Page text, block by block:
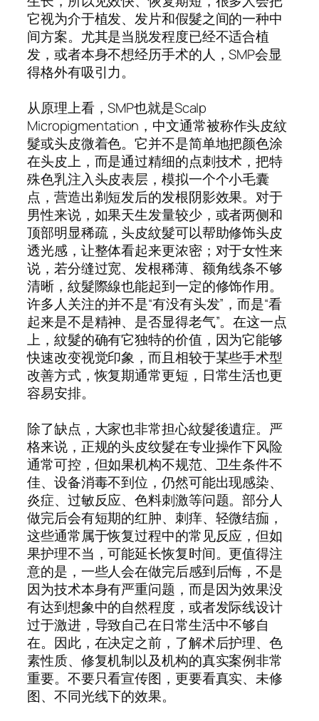
它视为介于植发、发片和假髮之间的一种中
间方案。尤其是当脱发程度已经不适合植
发，或者本身不想经历手术的人，SMP会显
得格外有吸引力。
从原理上看，SMP也就是Scalp
Micropigmentation，中文通常被称作头皮紋
髮或头皮微着色。它并不是简单地把颜色涂
在头皮上，而是通过精细的点刺技术，把特
殊色乳注入头皮表层，模拟一个个小毛囊
点，营造出剃短发后的发根阴影效果。对于
男性来说，如果天生发量较少，或者两侧和
顶部明显稀疏，头皮紋髮可以帮助修饰头皮
透光感，让整体看起来更浓密；对于女性来
说，若分缝过宽、发根稀薄、额角线条不够
清晰，紋髮際線也能起到一定的修饰作用。
许多人关注的并不是“有没有头发”，而是“看
起来是不是精神、是否显得老气”。在这一点
上，紋髮的确有它独特的价值，因为它能够
快速改变视觉印象，而且相较于某些手术型
改善方式，恢复期通常更短，日常生活也更
容易安排。
除了缺点，大家也非常担心紋髮後遺症。严
格来说，正规的头皮纹髮在专业操作下风险
通常可控，但如果机构不规范、卫生条件不
佳、设备消毒不到位，仍然可能出现感染、
炎症、过敏反应、色料刺激等问题。部分人
做完后会有短期的红肿、刺痒、轻微结痂，
这些通常属于恢复过程中的常见反应，但如
果护理不当，可能延长恢复时间。更值得注
意的是，一些人会在做完后感到后悔，不是
因为技术本身有严重问题，而是因为效果没
有达到想象中的自然程度，或者发际线设计
过于激进，导致自己在日常生活中不够自
在。因此，在决定之前，了解术后护理、色
素性质、修复机制以及机构的真实案例非常
重要。不要只看宣传图，更要看真实、未修
图、不同光线下的效果。